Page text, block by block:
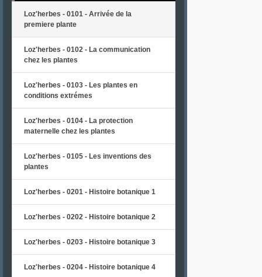
Loz'herbes - 0101 - Arrivée de la
premiere plante
Loz'herbes - 0102 - La communication
chez les plantes
Loz'herbes - 0103 - Les plantes en
conditions extrémes
Loz'herbes - 0104 - La protection
maternelle chez les plantes
Loz'herbes - 0105 - Les inventions des
plantes
Loz'herbes - 0201 - Histoire botanique 1
Loz'herbes - 0202 - Histoire botanique 2
Loz'herbes - 0203 - Histoire botanique 3
Loz'herbes - 0204 - Histoire botanique 4